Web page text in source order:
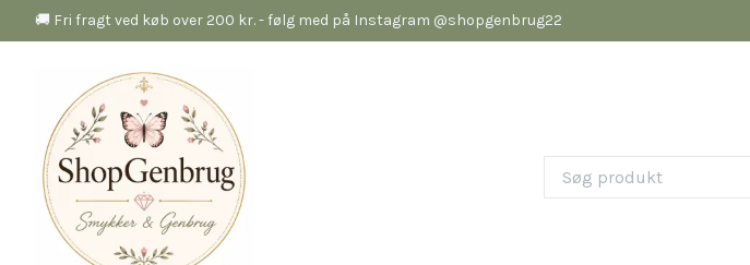
🚚 Fri fragt ved køb over 200 kr. - følg med på Instagram @shopgenbrug22